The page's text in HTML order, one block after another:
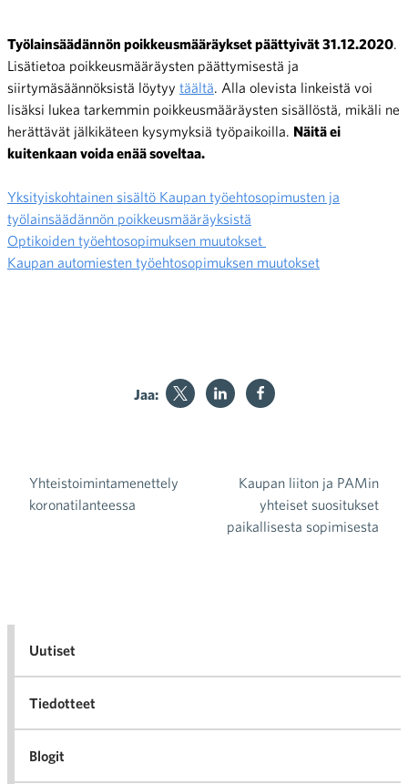
Työlainsäädännön poikkeusmääräykset päättyivät 31.12.2020
Lisätietoa poikkeusmääräysten päättymisestä ja
siirtymäsäännöksistä löytyy täältä . Alla olevista linkeistä voi
lisäksi lukea tarkemmin poikkeusmääräysten sisällöstä, mikäli ne
herättävät jälkikäteen kysymyksiä työpaikoilla. Näitä ei
kuitenkaan voida enää soveltaa.
Yksityiskohtainen sisältö Kaupan työehtosopimusten ja
työlainsäädännön poikkeusmääräyksistä
Optikoiden työehtosopimuksen muutokset
Kaupan automiesten työehtosopimuksen muutokset
Jaa:
Artikkelien selaus
Yhteistoimintamenettely
koronatilanteessa
Kaupan liiton ja PAMin
yhteiset suositukset
paikallisesta sopimisesta
Uutiset
Tiedotteet
Blogit